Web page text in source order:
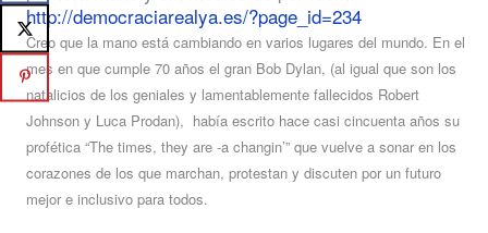
http://democraciarealya.es/?page_id=234
Creo que la mano está cambiando en varios lugares del mundo. En el
mes en que cumple 70 años el gran Bob Dylan, (al igual que son los
natalicios de los geniales y lamentablemente fallecidos Robert
Johnson y Luca Prodan), había escrito hace casi cincuenta años su
profética “The times, they are -a changin’” que vuelve a sonar en los
corazones de los que marchan, protestan y discuten por un futuro
mejor e inclusivo para todos.